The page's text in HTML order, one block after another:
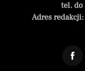
tel. do
Adres redakcji: